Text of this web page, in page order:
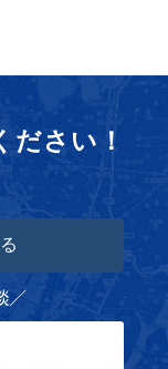
ださい！
／